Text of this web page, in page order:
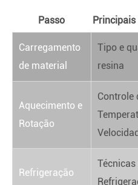
Passo Principais
Carregamento
de material
Tipo e
resina
Aquecimento e
Rotação
Controle
Refrigeração
Técnicas